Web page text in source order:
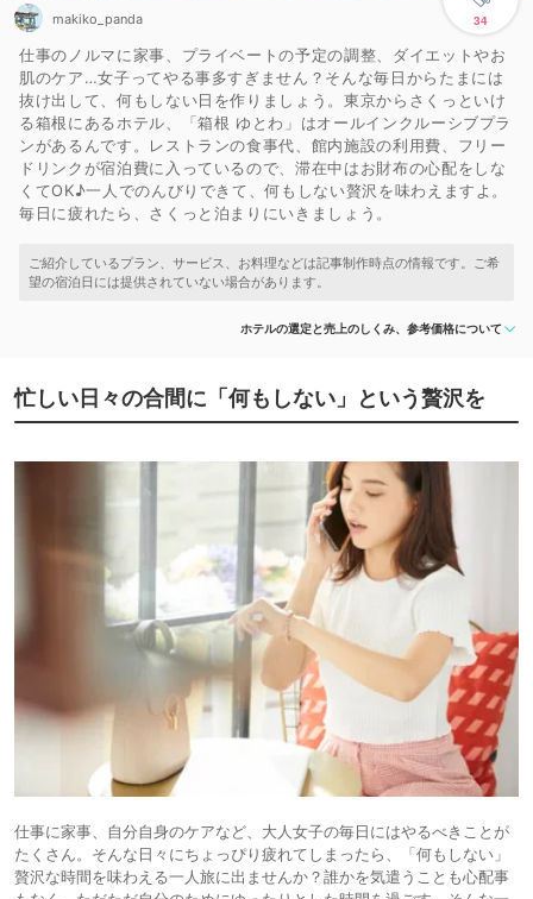
34
makiko_panda
仕事のノルマに家事、プライベートの予定の調整、ダイエットやお
肌のケア…女子ってやる事多すぎません？そんな毎日からたまには
抜け出して、何もしない日を作りましょう。東京からさくっといけ
る箱根にあるホテル、「箱根 ゆとわ」はオールインクルーシブプラ
ンがあるんです。レストランの食事代、館内施設の利用費、フリー
ドリンクが宿泊費に入っているので、滞在中はお財布の心配をしな
くてOK♪一人でのんびりできて、何もしない贅沢を味わえますよ。
毎日に疲れたら、さくっと泊まりにいきましょう。
ホテルの選定と売上のしくみ、参考価格について
忙しい日々の合間に「何もしない」という贅沢を
仕事に家事、自分自身のケアなど、大人女子の毎日にはやるべきことが
たくさん。そんな日々にちょっぴり疲れてしまったら、「何もしない」
贅沢な時間を味わえる一人旅に出ませんか？誰かを気遣うことも心配事